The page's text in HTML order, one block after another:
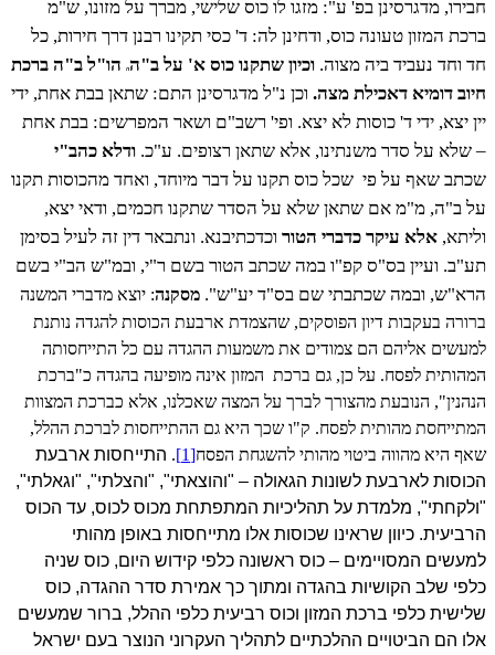
חבירו, מדגרסינן בפ' ע": מזגו לו כוס שלישי, מברך על מזונו, ש"מ
ברכת המזון טעונה כוס, ודחינן לה: ד' כסי תקינו רבנן דרך חירות, כל
חד וחד נעביד ביה מצוה. וכיון שתקנו כוס א' על ב"הה
הו"ל ב"ה ברכת
חיוב דומיא דאכילת מצה. וכן נ"ל מדגרסינן התם: שתאן בבת אחת, ידי
יין יצא, ידי ד' כוסות לא יצא. ופי' רשב"ם ושאר המפרשים: בבת אחת
– שלא על סדר משנתינו, אלא שתאן רצופים. ע"כ. ודלא כהב"י
שכתב שאף על פי שכל כוס תקנו על דבר מיוחד, ואחד מהכוסות תקנו
על ב"ה, מ"מ אם שתאן שלא על הסדר שתקנו חכמים, ודאי יצא,
וליתא, אלא עיקר כדברי הטור וכדכתיבנא. ונתבאר דין זה לעיל בסימן
תע"ב. ועיין בס"ס קפ"ו במה שכתב הטור בשם ר"י, ובמ"ש הב"י בשם
הרא"ש, ובמה שכתבתי שם בס"ד יע"ש". מסקנה: יוצא מדברי המשנה
ברורה בעקבות דיון הפוסקים, שהצמדת ארבעת הכוסות להגדה נותנת
למעשים אליהם הם צמודים את משמעות ההגדה עם כל התייחסותה
המהותית לפסח. על כן, גם ברכת המזון אינה מופיעה בהגדה כ"ברכת
הנהנין", הנובעת מהצורך לברך על המצה שאכלנו, אלא כברכת המצוות
המתייחסת מהותית לפסח. ק"ו שכך היא גם ההתייחסות לברכת ההלל,
שאף היא מהווה ביטוי מהותי להשגחת הפסח[1]
. התייחסות ארבעת
הכוסות לארבעת לשונות הגאולה – "והוצאתי", "והצלתי", "וגאלתי",
"ולקחתי", מלמדת על תהליכיות המתפתחת מכוס לכוס, עד הכוס
הרביעית. כיוון שראינו שכוסות אלו מתייחסות באופן מהותי
למעשים המסויימים – כוס ראשונה כלפי קידוש היום, כוס שניה
כלפי שלב הקושיות בהגדה ומתוך כך אמירת סדר ההגדה, כוס
שלישית כלפי ברכת המזון וכוס רביעית כלפי ההלל, ברור שמעשים
אלו הם הביטויים ההלכתיים לתהליך העקרוני הנוצר בעם ישראל